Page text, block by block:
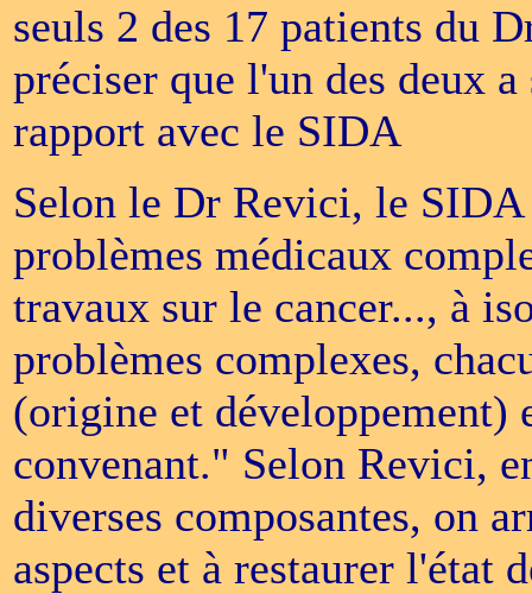
seuls 2 des 17 patients du
préciser que l'un des deux
rapport avec le SIDA
Selon le Dr Revici, le SIDA
problèmes médicaux
travaux sur le cancer..., à
problèmes complexes,
(origine et développement)
convenant." Selon Revici,
diverses composantes, on
aspects et à restaurer l'état